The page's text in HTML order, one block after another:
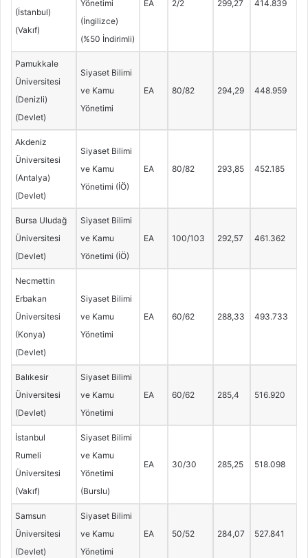
(İstanbul)
(Vakıf)
Yönetimi
(İngilizce)
(%50 İndirimli)
EA 2/2 299,27 414.839
Pamukkale
Üniversitesi
(Denizli)
(Devlet)
Siyaset Bilimi
ve Kamu
Yönetimi
EA 80/82 294,29 448.959
Akdeniz
Üniversitesi
(Antalya)
(Devlet)
Siyaset Bilimi
ve Kamu
Yönetimi (İÖ)
EA 80/82 293,85 452.185
Bursa Uludağ
Üniversitesi
(Devlet)
Siyaset Bilimi
ve Kamu
Yönetimi (İÖ)
EA 100/103 292,57 461.362
Necmettin
Erbakan
Üniversitesi
(Konya)
(Devlet)
Siyaset Bilimi
ve Kamu
Yönetimi
EA 60/62 288,33 493.733
Balıkesir
Üniversitesi
(Devlet)
Siyaset Bilimi
ve Kamu
Yönetimi
EA 60/62 285,4 516.920
İstanbul
Rumeli
Üniversitesi
(Vakıf)
Siyaset Bilimi
ve Kamu
Yönetimi
(Burslu)
EA 30/30 285,25 518.098
Samsun
Üniversitesi
(Devlet)
Siyaset Bilimi
ve Kamu
Yönetimi
EA 50/52 284,07 527.841